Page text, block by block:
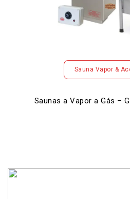
Sauna Vapor &
Saunas a Vapor a Gás –